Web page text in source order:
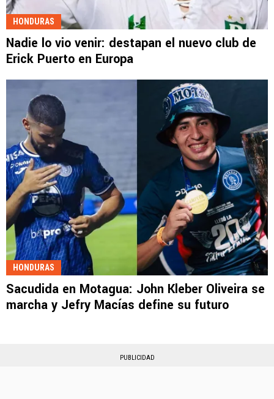
HONDURAS
Nadie lo vio venir: destapan el nuevo club de
Erick Puerto en Europa
HONDURAS
Sacudida en Motagua: John Kleber Oliveira se
marcha y Jefry Macías define su futuro
PUBLICIDAD